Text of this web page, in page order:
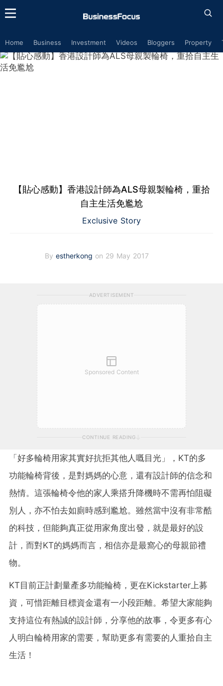
Home Business Investment Videos Bloggers Property
【貼心感動】香港設計師為ALS母親製輪椅，重拾
自主生活免尷尬
Exclusive Story
By estherkong on 29 May 2017
ADVERTISEMENT
Sponsored Content
CONTINUE READING
「好多輪椅用家其實好抗拒其他人嘅目光」，KT的多
功能輪椅背後，是對媽媽的心意，還有設計師的信念和
熱情。這張輪椅令他的家人乘搭升降機時不需再怕阻礙
別人，亦不怕去如廁時感到尷尬。雖然當中沒有非常酷
的科技，但能夠真正從用家角度出發，就是最好的設
計，而對KT的媽媽而言，相信亦是最窩心的母親節禮
物。
KT目前正計劃量產多功能輪椅，更在Kickstarter上募
資，可惜距離目標資金還有一小段距離。希望大家能夠
支持這位有熱誠的設計師，分享他的故事，令更多有心
人明白輪椅用家的需要，幫助更多有需要的人重拾自主
生活！